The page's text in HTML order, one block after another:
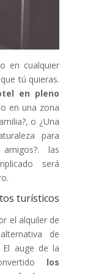
en cualquier
tú quieras.
en pleno
en una zona
o ¿Una
para
las
será
turísticos
el alquiler de
de
auge de la
los